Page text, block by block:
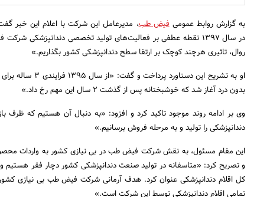
به گزارش روابط عمومیفیض طب، مدیرعامل این شرکت با اعلام این خبر
در سال 1397 نقطه عطفی بر فعالیت‌های تولید تخصصی دندانپزشکی
روال، تاثیری هرچند کوچک بر ارتقا سطح دندانپزشکی کشور بگذاریم.»
او به تشریح این
بدون درد آغاز شد که خوشبختانه پس از گذشت 2 سال این مهم رخ داد.»
دندانپزشکی را تولید و به مرحله فروش برسانیم.»
این مقام مسئول، به نقش شرکت فیض طب در بی نیازی کشور به واردات
کل اقلام دندانپزشکی عنوان کرد. هدف آرمانی شرکت فیض طب بی نیازی کشور
تمامی اقلام دندانپزشکی توسط این شرکت است.»